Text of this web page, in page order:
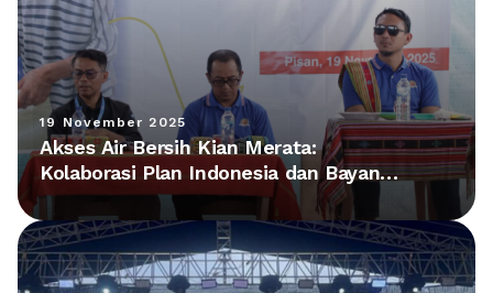
19 November 2025
Akses Air Bersih Kian Merata:
Kolaborasi Plan Indonesia dan Bayan
Group Hadirkan Fasilitas Baru di NTT